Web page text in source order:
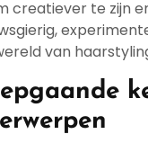
creatiever te zijn
van